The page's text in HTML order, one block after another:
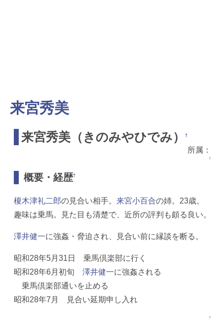
来宮秀美
来宮秀美（きのみやひでみ） †
所属：
↑
概要・経歴†
榎木津礼二郎の見合い相手。 来宮小百合の姉。23歳。
趣味は乗馬。見た目も清楚で、近所の評判も頗る良い。
澤井健一に強姦・脅迫され、見合い前に縁談を断る。
昭和28年5月31日 乗馬倶楽部に行く
昭和28年6月初旬 澤井健一に強姦される
乗馬倶楽部通いを止める
昭和28年7月 見合い延期申し入れ
↑